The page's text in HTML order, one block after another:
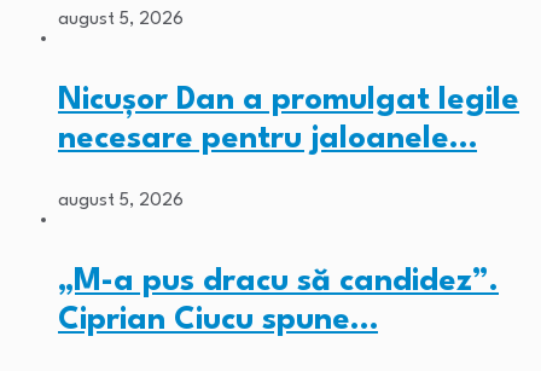
august 5, 2026
Nicușor Dan a promulgat legile
necesare pentru jaloanele…
august 5, 2026
„M-a pus dracu să candidez”.
Ciprian Ciucu spune…